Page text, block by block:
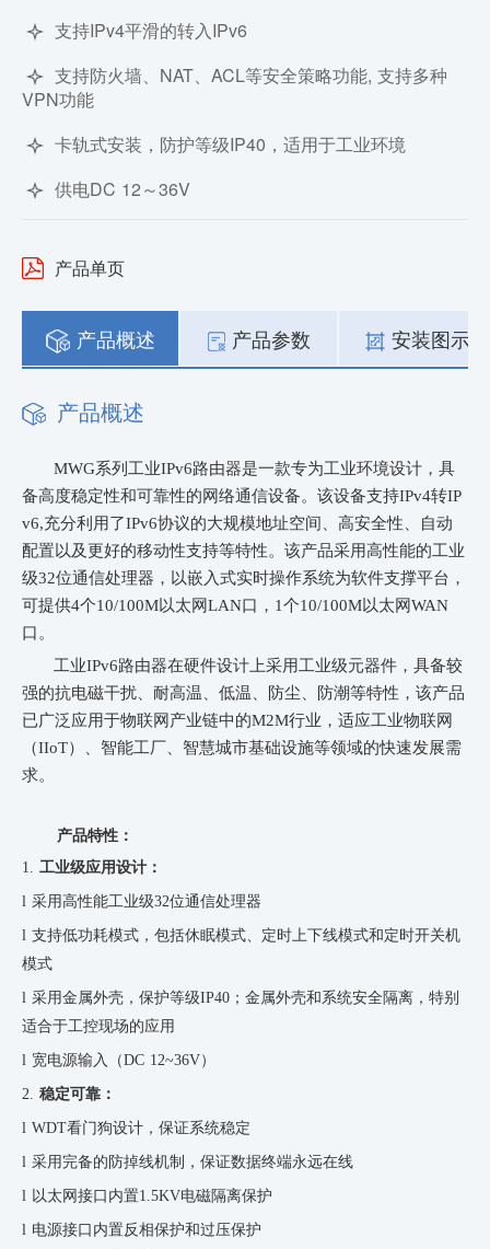
支持IPv4平滑的转入IPv6
支持防火墙、NAT、ACL等安全策略功能, 支持多种
VPN功能
卡轨式安装，防护等级IP40，适用于工业环境
供电DC 12～36V
产品单页
产品概述 产品参数 安装图示
产品概述
MWG系列 工业IPv6路由器是一款专为工业环境设计，具
备高度稳定性和可靠性的网络通信设备。该设备支持IPv4转IP
v6,充分利用了IPv6协议的大规模地址空间、高安全性、自动
配置以及更好的移动性支持等特性。 该产品采用高性能的工业
级32位通信处理器，以嵌入式实时操作系统为软件支撑平台，
可提供4个10/100M以太网LAN口 ，1个10/100M以太网WAN
口 。
工业IPv6路由器在硬件设计上采用工业级元器件，具备较
强的抗电磁干扰、耐高温、低温、防尘、防潮等特性，该产品
已广泛应用于物联网产业链中的M2M行业， 适应工业物联网
（IIoT）、智能工厂、智慧城市基础设施等领域的快速发展需
求。
产品特性：
1. 工业级应用设计：
l 采用高性能工业级32位通信处理器
l 支持低功耗模式，包括休眠模式、定时上下线模式和定时开关机
模式
l 采用金属外壳，保护等级IP40；金属外壳和系统安全隔离，特别
适合于工控现场的应用
l 宽电源输入（DC 12~36V）
2. 稳定可靠：
l WDT看门狗设计，保证系统稳定
l 采用完备的防掉线机制，保证数据终端永远在线
l 以太网接口内置1.5KV电磁隔离保护
l 电源接口内置反相保护和过压保护